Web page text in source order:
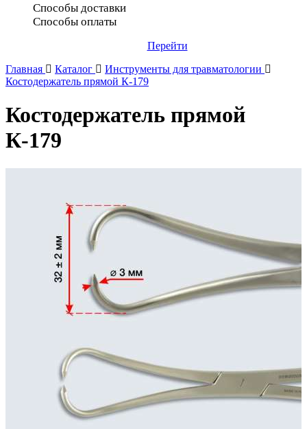
Способы доставки
Способы оплаты
Перейти
Главная
Каталог
Инструменты для травматологии
Костодержатель прямой К-179
Костодержатель прямой
К-179